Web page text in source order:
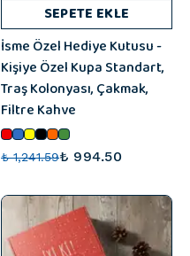
SEPETE EKLE
İsme Özel Hediye Kutusu -
Kişiye Özel Kupa Standart,
Traş Kolonyası, Çakmak,
Filtre Kahve
₺ 1,241.59₺ 994.50